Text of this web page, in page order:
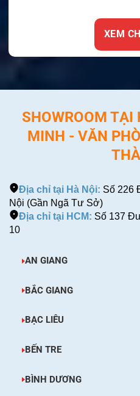
XEM
SHOWROOM TẠI
MINH - VĂN
Địa chỉ tại Hà Nội: Số 226
Nội (Gần Ngã Tư Sở)
Địa chỉ tại HCM: Số 137
10
AN GIANG
BẮC GIANG
BẠC LIÊU
BẾN TRE
BÌNH DƯƠNG